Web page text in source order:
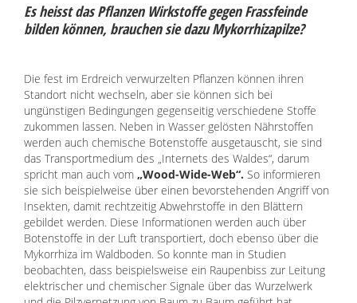
Es heisst das Pflanzen Wirkstoffe gegen Frassfeinde
bilden können, brauchen sie dazu Mykorrhizapilze?
Die fest im Erdreich verwurzelten Pflanzen können ihren
Standort nicht wechseln, aber sie können sich bei
ungünstigen Bedingungen gegenseitig verschiedene Stoffe
zukommen lassen. Neben in Wasser gelösten Nährstoffen
werden auch chemische Botenstoffe ausgetauscht, sie sind
das Transportmedium des „Internets des Waldes“, darum
spricht man auch vom „Wood-Wide-Web“. So informieren
sie sich beispielweise über einen bevorstehenden Angriff von
Insekten, damit rechtzeitig Abwehrstoffe in den Blättern
gebildet werden. Diese Informationen werden auch über
Botenstoffe in der Luft transportiert, doch ebenso über die
Mykorrhiza im Waldboden. So konnte man in Studien
beobachten, dass beispielsweise ein Raupenbiss zur Leitung
elektrischer und chemischer Signale über das Wurzelwerk